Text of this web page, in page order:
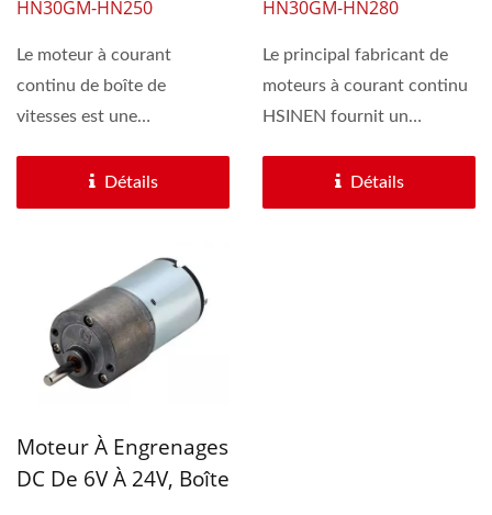
Dans Un Petit Boîtier
De Transmission De
30 Mm De Diamètre
Pour Dispositif
Médical.
HN30GM-HN250
Le moteur à courant
continu de boîte de
vitesses est une
vitesses...
Détails
24V, Boîtier De
Vitesses De 30 Mm
De Diamètre Avec
Moteur À Courant
Continu De 28 Mm
De Diamètre.
HN30GM-HN280
Le principal fabricant de
moteurs à courant continu
HSINEN fournit un
Détails
Moteur À Engrenages
DC De 6V À 24V, Boîte